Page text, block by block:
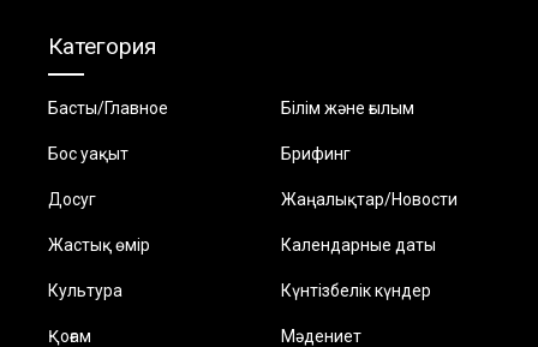
Категория
Басты/Главное Білім және ғылым
Бос уақыт Брифинг
Досуг Жаңалықтар/Новости
Жастық өмір Календарные даты
Культура Күнтізбелік күндер
Қоғам Мәдениет